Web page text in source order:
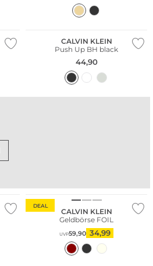
CALVIN KLEIN
Push Up BH black
44,90
DEAL
CALVIN KLEIN
Geldbörse FOIL
UVP59,90 34,99